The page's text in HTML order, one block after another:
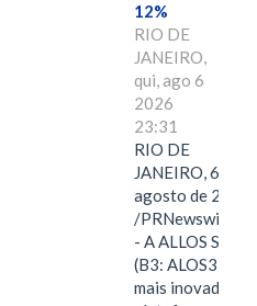
12%
RIO DE
JANEIRO,
qui, ago 6
2026
23:31
RIO DE
JANEIRO, 6 de
agosto de 2026
/PRNewswire/ -
- A ALLOS S.A.
(B3: ALOS3), a
mais inovadora